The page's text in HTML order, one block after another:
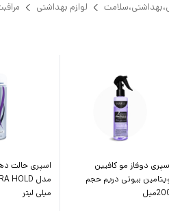
لوازم بهداشتی
دوفاز مو کافیین
بیوتی دریم حجم
اسپری حالت
میلی لیتر